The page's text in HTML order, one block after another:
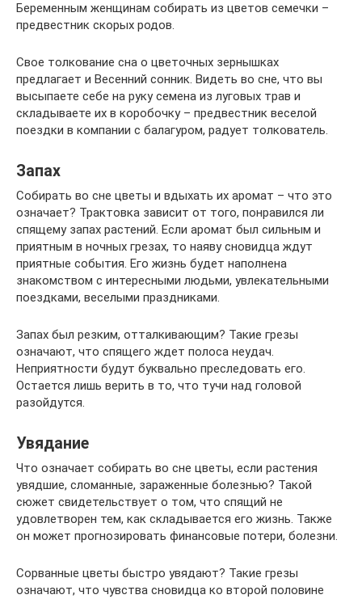
Беременным женщинам собирать из цветов семечки –
предвестник скорых родов.
Свое толкование сна о цветочных зернышках
предлагает и Весенний сонник. Видеть во сне, что вы
высыпаете себе на руку семена из луговых трав и
складываете их в коробочку – предвестник веселой
поездки в компании с балагуром, радует толкователь.
Запах
Собирать во сне цветы и вдыхать их аромат – что это
означает? Трактовка зависит от того, понравился ли
спящему запах растений. Если аромат был сильным и
приятным в ночных грезах, то наяву сновидца ждут
приятные события. Его жизнь будет наполнена
знакомством с интересными людьми, увлекательными
поездками, веселыми праздниками.
Запах был резким, отталкивающим? Такие грезы
означают, что спящего ждет полоса неудач.
Неприятности будут буквально преследовать его.
Остается лишь верить в то, что тучи над головой
разойдутся.
Увядание
Что означает собирать во сне цветы, если растения
увядшие, сломанные, зараженные болезнью? Такой
сюжет свидетельствует о том, что спящий не
удовлетворен тем, как складывается его жизнь. Также
он может прогнозировать финансовые потери, болезни.
Сорванные цветы быстро увядают? Такие грезы
означают, что чувства сновидца ко второй половине